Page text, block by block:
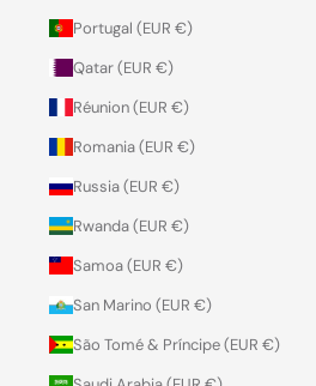
Portugal (EUR €)
Qatar (EUR €)
Réunion (EUR €)
Romania (EUR €)
Russia (EUR €)
Rwanda (EUR €)
Samoa (EUR €)
San Marino (EUR €)
São Tomé & Príncipe (EUR €)